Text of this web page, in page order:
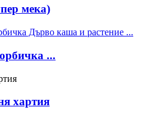
мека)
...
хартия